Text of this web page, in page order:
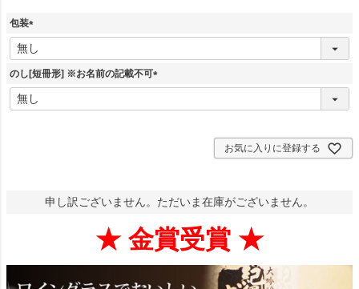
包装
(
必
須
のし[短冊形] ※お名前の記載不可
(
お気に入りに登録する
申し訳ございません。ただいま在庫がございません。
★ 金賞受賞 ★